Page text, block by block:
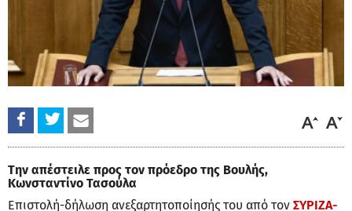
Την απέστειλε προς τον πρόεδρο της Βουλής,
Κωνσταντίνο Τασούλα
Επιστολή-δήλωση ανεξαρτητοποίησής του από τον ΣΥΡΙΖΑ-